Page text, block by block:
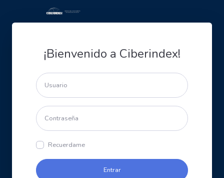
¡Bienvenido a Ciberindex!
Recuerdame